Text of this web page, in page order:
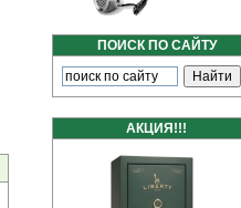
ПОИСК ПО САЙТУ
АКЦИЯ!!!